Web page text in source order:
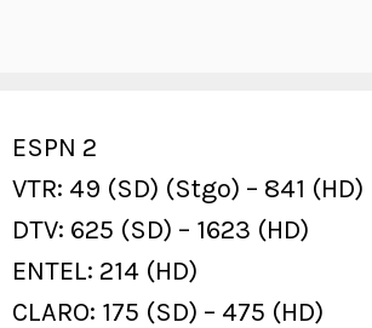
ESPN 2
VTR: 49 (SD) (Stgo) – 841 (HD)
DTV: 625 (SD) – 1623 (HD)
ENTEL: 214 (HD)
CLARO: 175 (SD) – 475 (HD)